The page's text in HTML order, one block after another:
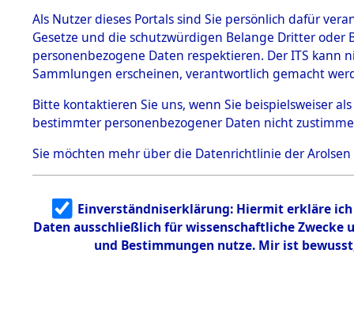
mente
5. Verschiedenes
5.3
Todesmärsche
5.3.1 Alliierte
Erhebungen
zu
Todesmärsch
en
5.3.2
Identifizierun
g
5.3.3
Todesmärsch
Als Nutzer dieses Portals sind Sie persönlich dafür
Gesetze und die schutzwürdigen Belange Dritter
personenbezogene Daten respektieren. Der ITS
Sammlungen erscheinen, verantwortlich gemacht
Bitte kontaktieren Sie uns, wenn Sie beispielsweiser
bestimmter personenbezogener Daten nicht
Sie möchten mehr über die Datenrichtlinie der Arolsen
Einverständniserklärung: Hiermit erkläre
Daten ausschließlich für wissenschaftliche
und Bestimmungen nutze. Mir ist